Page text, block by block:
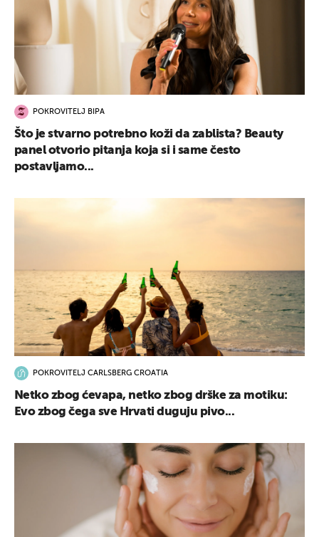
POKROVITELJ BIPA
Što je stvarno potrebno koži da zablista? Beauty
panel otvorio pitanja koja si i same često
postavljamo...
POKROVITELJ CARLSBERG CROATIA
Netko zbog ćevapa, netko zbog drške za motiku:
Evo zbog čega sve Hrvati duguju pivo...